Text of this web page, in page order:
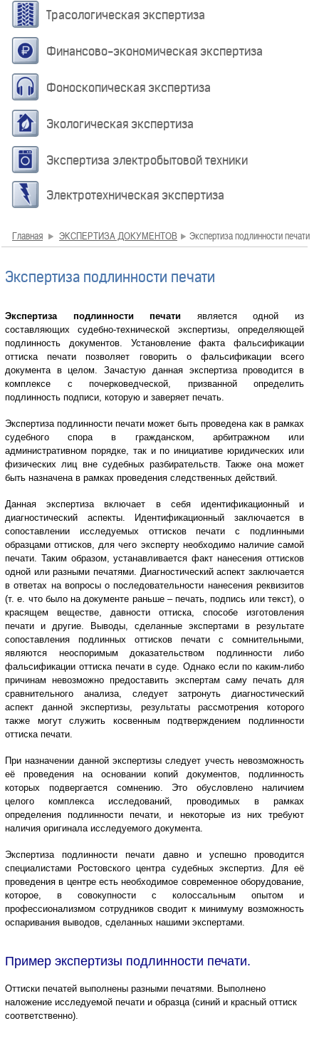
Трасологическая экспертиза
Финансово-экономическая экспертиза
Фоноскопическая экспертиза
Экологическая экспертиза
Экспертиза электробытовой техники
Электротехническая экспертиза
Главная ЭКСПЕРТИЗА ДОКУМЕНТОВ Экспертиза подлинности печати
Экспертиза подлинности печати
Экспертиза подлинности печати является одной из
составляющих судебно-технической экспертизы, определяющей
подлинность документов. Установление факта фальсификации
оттиска печати позволяет говорить о фальсификации всего
документа в целом. Зачастую данная экспертиза проводится в
комплексе с почерковедческой, призванной определить
подлинность подписи, которую и заверяет печать.
Экспертиза подлинности печати может быть проведена как в рамках
судебного спора в гражданском, арбитражном или
административном порядке, так и по инициативе юридических или
физических лиц вне судебных разбирательств. Также она может
быть назначена в рамках проведения следственных действий.
Данная экспертиза включает в себя идентификационный и
диагностический аспекты. Идентификационный заключается в
сопоставлении исследуемых оттисков печати с подлинными
образцами оттисков, для чего эксперту необходимо наличие самой
печати. Таким образом, устанавливается факт нанесения оттисков
одной или разными печатями. Диагностический аспект заключается
в ответах на вопросы о последовательности нанесения реквизитов
(т. е. что было на документе раньше – печать, подпись или текст), о
красящем веществе, давности оттиска, способе изготовления
печати и другие. Выводы, сделанные экспертами в результате
сопоставления подлинных оттисков печати с сомнительными,
являются неоспоримым доказательством подлинности либо
фальсификации оттиска печати в суде. Однако если по каким-либо
причинам невозможно предоставить экспертам саму печать для
сравнительного анализа, следует затронуть диагностический
аспект данной экспертизы, результаты рассмотрения которого
также могут служить косвенным подтверждением подлинности
оттиска печати.
При назначении данной экспертизы следует учесть невозможность
её проведения на основании копий документов, подлинность
которых подвергается сомнению. Это обусловлено наличием
целого комплекса исследований, проводимых в рамках
определения подлинности печати, и некоторые из них требуют
наличия оригинала исследуемого документа.
Экспертиза подлинности печати давно и успешно проводится
специалистами Ростовского центра судебных экспертиз. Для её
проведения в центре есть необходимое современное оборудование,
которое, в совокупности с колоссальным опытом и
профессионализмом сотрудников сводит к минимуму возможность
оспаривания выводов, сделанных нашими экспертами.
Пример экспертизы подлинности печати.
Оттиски печатей выполнены разными печатями. Выполнено
наложение исследуемой печати и образца (синий и красный оттиск
соответственно).